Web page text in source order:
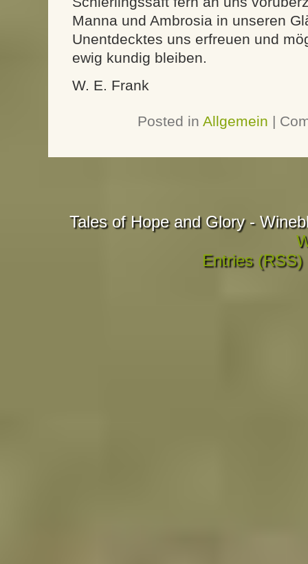
Manna und Ambrosia in unseren
Unentdecktes uns erfreuen und
ewig kundig bleiben.
W. E. Frank
Posted in Allgemein |
Tales of Hope and Glory -
Entries (RSS)